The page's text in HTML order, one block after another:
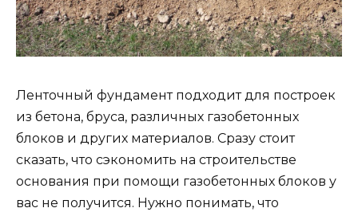
Ленточный фундамент подходит для построек
из бетона, бруса, различных газобетонных
блоков и других материалов. Сразу стоит
сказать, что сэкономить на строительстве
основания при помощи газобетонных блоков у
вас не получится. Нужно понимать, что